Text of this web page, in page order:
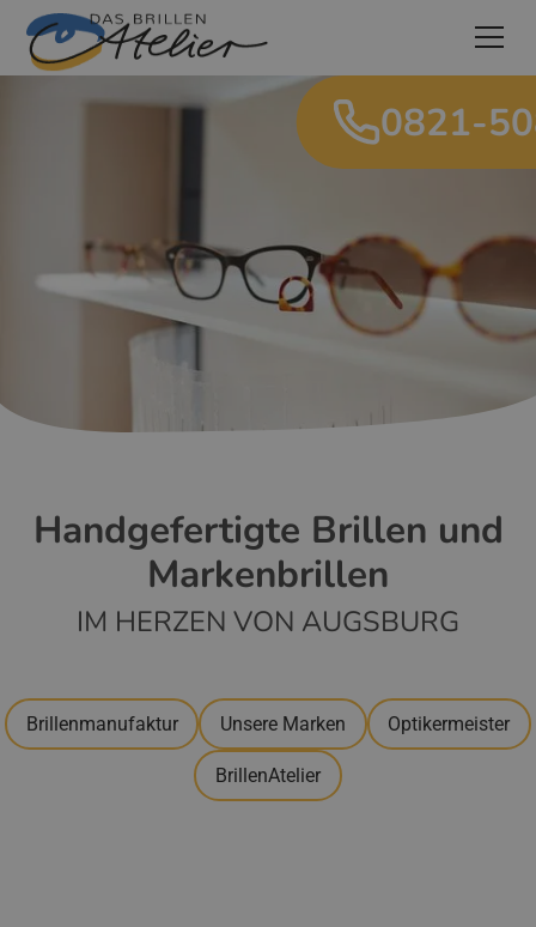
0821-
Handgefertigte Brillen und
Markenbrillen
IM HERZEN VON AUGSBURG
Brillenmanufaktur Unsere Marken Optikermeister
BrillenAtelier